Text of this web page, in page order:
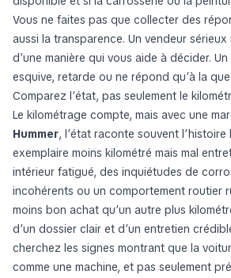
Vous ne faites pas que collecter des
aussi la transparence. Un vendeur
d’une manière qui vous aide à décider.
esquive, retarde ou ne répond qu’à la
Comparez l’état, pas seulement le
Le kilométrage compte, mais avec une
Hummer, l’état raconte souvent l’histoire
exemplaire moins kilométré mais mal
intérieur fatigué, des inquiétudes de
incohérents ou un comportement routier
moins bon achat qu’un autre plus
d’un dossier clair et d’un entretien
cherchez les signes montrant que la
comme une machine, et pas seulement